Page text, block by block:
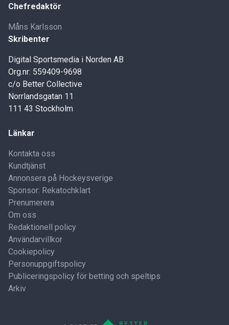
Chefredaktör
Måns Karlsson
Skribenter
Digital Sportsmedia i Norden AB
Org.nr: 559409-9698
c/o Better Collective
Norrlandsgatan 11
111 43 Stockholm
Länkar
Kontakta oss
Kundtjänst
Annonsera på Hockeysverige
Sponsor: Rekatochklart
Prenumerera
Om oss
Redaktionell policy
Användarvillkor
Cookiepolicy
Personuppgiftspolicy
Publiceringspolicy för betting och speltips
Arkiv